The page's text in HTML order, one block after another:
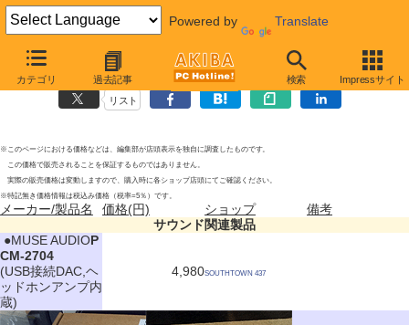
Powered by Translate
カテゴリ 過去記事 検索 Impressサイト
サウンド関連製品の新製品(2012年5月12日)
リスト
※このページにおける価格などは、編集部が店頭表示を独自に調査したものです。
この価格で販売されることを保証するものではありません。
実際の販売価格は変動しますので、購入時に各ショップ店頭にてご確認ください。
※特記無き価格情報は税込み価格（税率=5％）です。
メーカー/製品名 価格(円) ショップ
備考
サウンド関連製品
●MUSE AUDIOP
CM-2704
(USB接続DAC,ヘ
ッドホンアンプ内
蔵)
4,980SOUTHTOWN 437